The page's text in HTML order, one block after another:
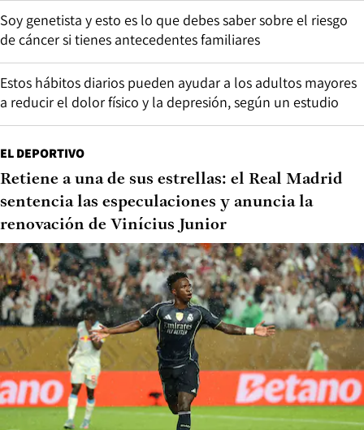
Soy genetista y esto es lo que debes saber sobre el riesgo
de cáncer si tienes antecedentes familiares
Estos hábitos diarios pueden ayudar a los adultos mayores
a reducir el dolor físico y la depresión, según un estudio
EL DEPORTIVO
Retiene a una de sus estrellas: el Real Madrid
sentencia las especulaciones y anuncia la
renovación de Vinícius Junior